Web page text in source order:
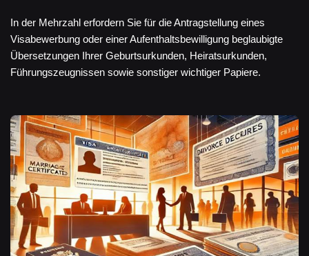
In der Mehrzahl erfordern Sie für die Antragstellung eines
Visabewerbung oder einer Aufenthaltsbewilligung beglaubigte
Übersetzungen Ihrer Geburtsurkunden, Heiratsurkunden,
Führungszeugnissen sowie sonstiger wichtiger Papiere.